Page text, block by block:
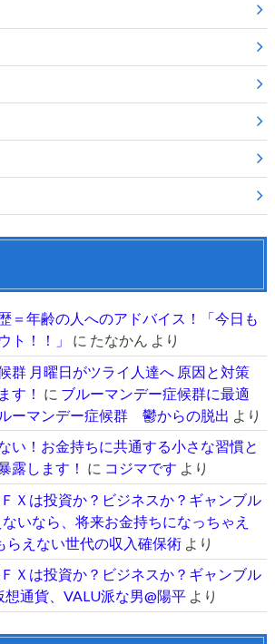
＝年齢の人へのアドバイス！「今日も
ト！！」
に たなかん より
群 月曜日がツライ人達へ 原因と対策
す！ に ブルーマンデー症候群に最適
ーマンデー症候群 鬱からの脱出 より
い！お金持ちに共通する小さな習慣と
露します！ に コジマです より
Ｘは投資か？ビジネスか？ギャンブル
いなら、将来お金持ちになっちゃえ
らえない世代の収入確保術より
Ｘは投資か？ビジネスか？ギャンブル
想通貨、VALU派な男@陽平より